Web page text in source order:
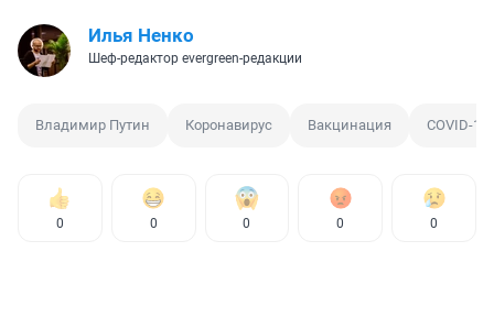
Илья Ненко
Шеф-редактор evergreen-редакции
Владимир Путин Коронавирус Вакцинация COVID-19
0 0 0 0 0